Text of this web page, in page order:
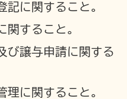
記に関すること。
関すること。
び譲与申請に関する
理に関すること。